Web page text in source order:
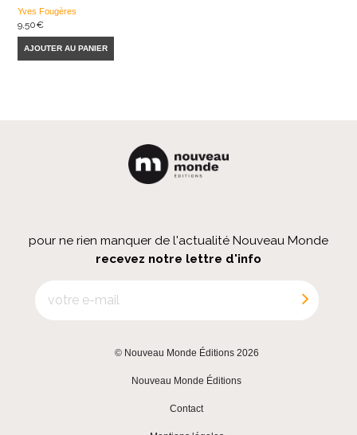
Yves Fougères
9,50€
AJOUTER AU PANIER
pour ne rien manquer de l'actualité Nouveau Monde
recevez notre lettre d'info
© Nouveau Monde Éditions 2026
Nouveau Monde Éditions
Contact